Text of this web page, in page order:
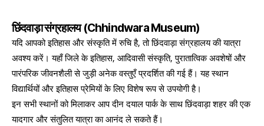
छिंदवाड़ा संग्रहालय (Chhindwara Museum)
यदि आपको इतिहास और संस्कृति में रुचि है, तो छिंदवाड़ा संग्रहालय की यात्रा
अवश्य करें। यहाँ जिले के इतिहास, आदिवासी संस्कृति, पुरातात्विक अवशेषों और
पारंपरिक जीवनशैली से जुड़ी अनेक वस्तुएँ प्रदर्शित की गई हैं। यह स्थान
विद्यार्थियों और इतिहास प्रेमियों के लिए विशेष रूप से उपयोगी है।
इन सभी स्थानों को मिलाकर आप दीन दयाल पार्क के साथ छिंदवाड़ा शहर की एक
यादगार और संतुलित यात्रा का आनंद ले सकते हैं।